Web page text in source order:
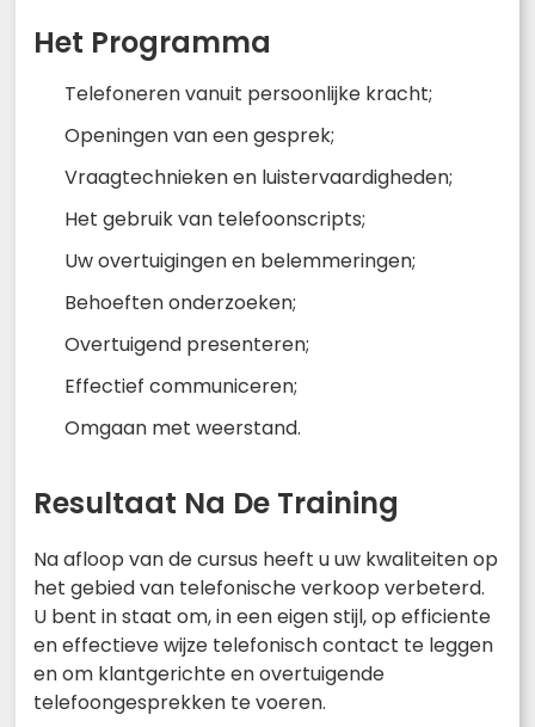
Het Programma
Telefoneren vanuit persoonlijke kracht;
Openingen van een gesprek;
Vraagtechnieken en luistervaardigheden;
Het gebruik van telefoonscripts;
Uw overtuigingen en belemmeringen;
Behoeften onderzoeken;
Overtuigend presenteren;
Effectief communiceren;
Omgaan met weerstand.
Resultaat Na De Training
Na afloop van de cursus heeft u uw kwaliteiten op
het gebied van telefonische verkoop verbeterd.
U bent in staat om, in een eigen stijl, op efficiente
en effectieve wijze telefonisch contact te leggen
en om klantgerichte en overtuigende
telefoongesprekken te voeren.